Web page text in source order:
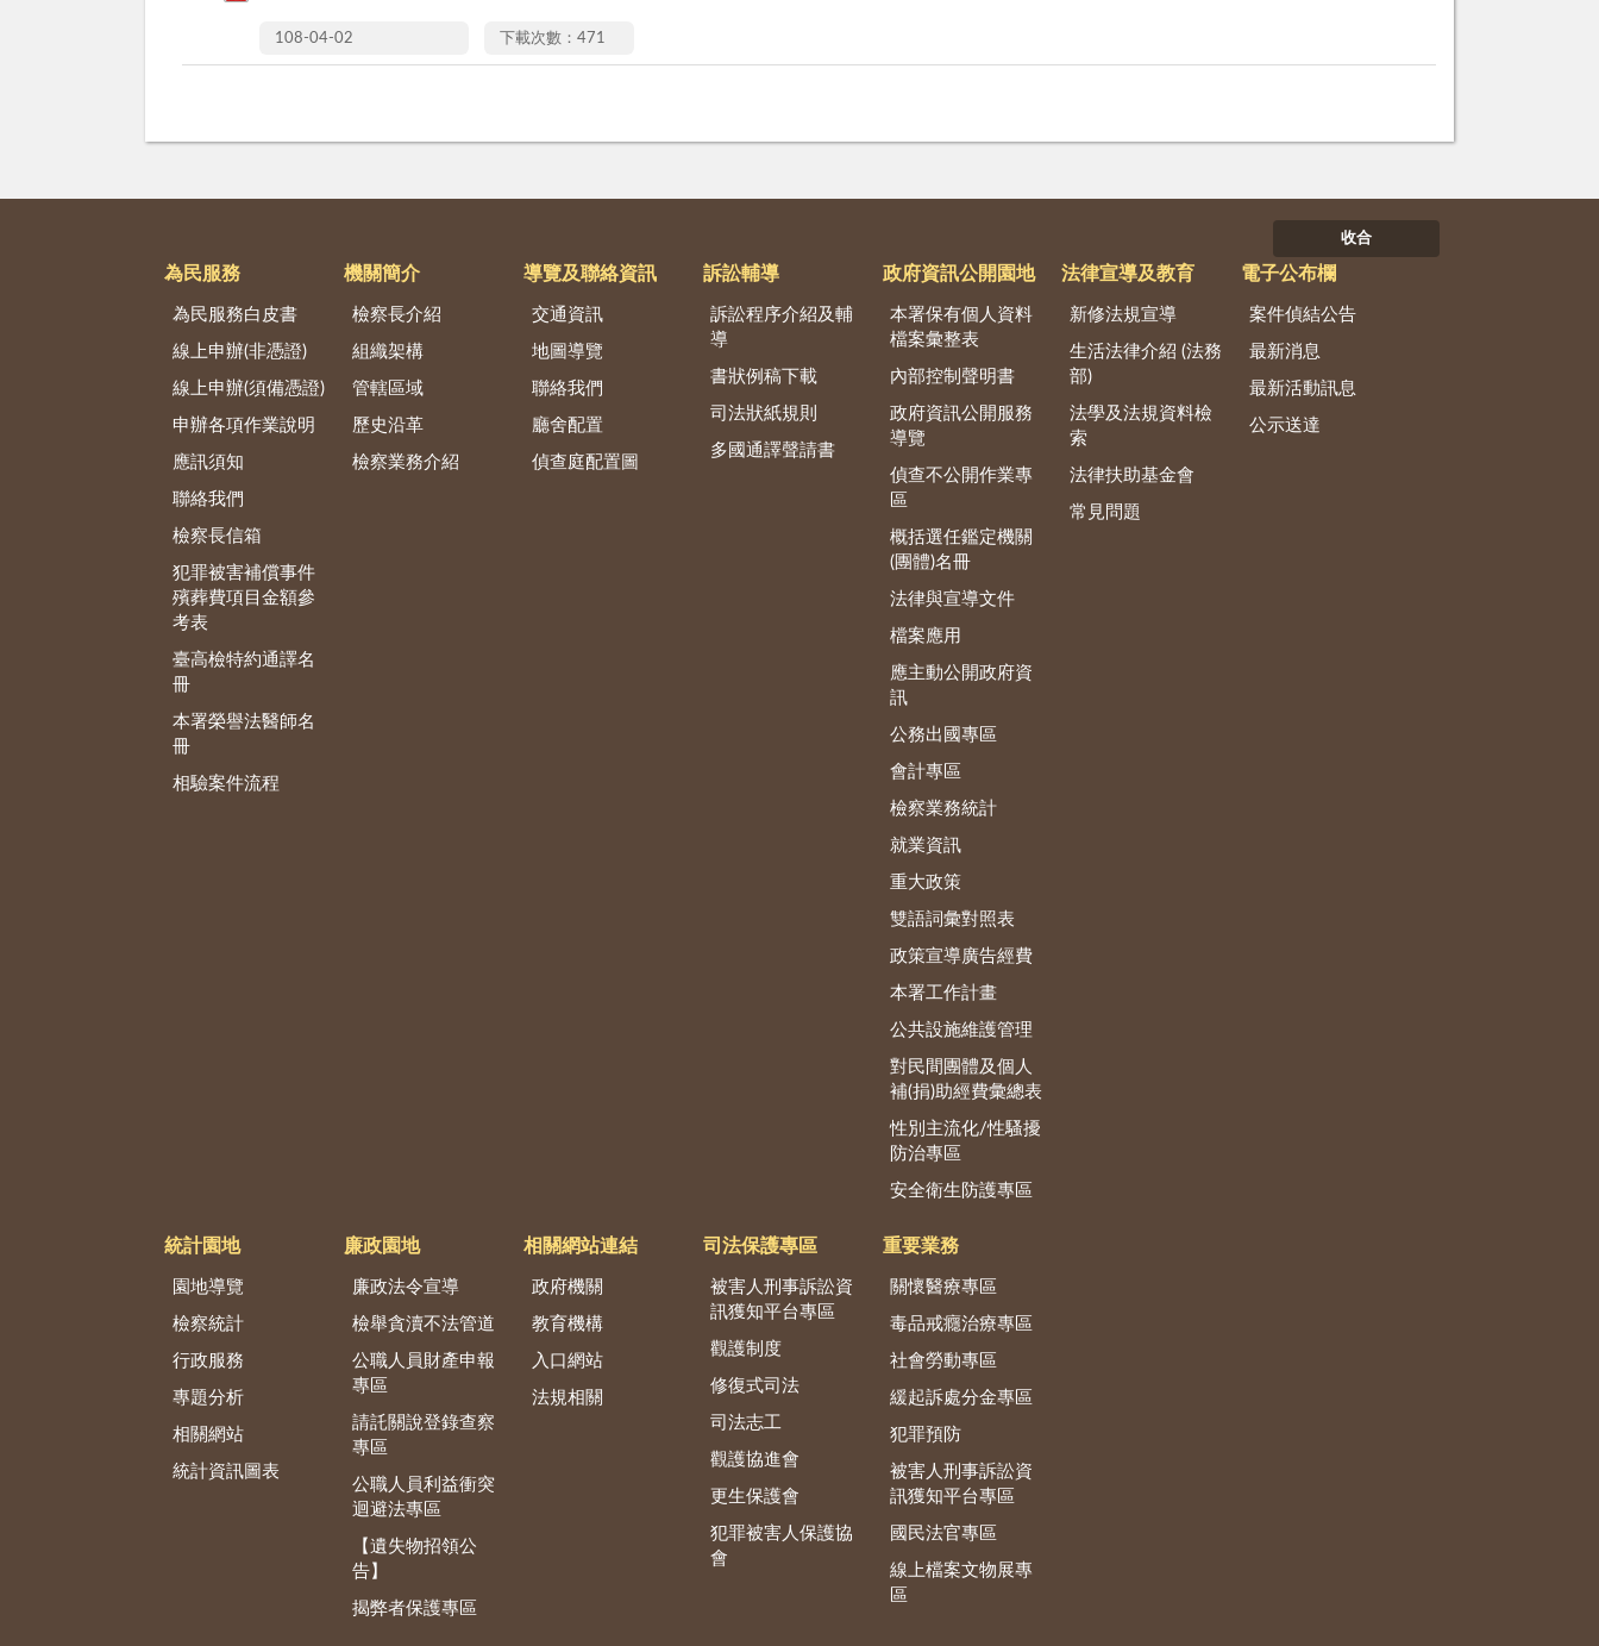
108-04-02 下載次數：471
收合
為民服務
為民服務白皮書
線上申辦(非憑證)
線上申辦(須備憑證)
申辦各項作業說明
應訊須知
聯絡我們
檢察長信箱
犯罪被害補償事件
殯葬費項目金額參
考表
臺高檢特約通譯名
冊
本署榮譽法醫師名
冊
相驗案件流程
機關簡介
檢察長介紹
組織架構
管轄區域
歷史沿革
檢察業務介紹
導覽及聯絡資訊
交通資訊
地圖導覽
聯絡我們
廳舍配置
偵查庭配置圖
訴訟輔導
訴訟程序介紹及輔
導
書狀例稿下載
司法狀紙規則
多國通譯聲請書
政府資訊公開園地
本署保有個人資料
檔案彙整表
內部控制聲明書
政府資訊公開服務
導覽
偵查不公開作業專
區
概括選任鑑定機關
(團體)名冊
法律與宣導文件
檔案應用
應主動公開政府資
訊
公務出國專區
會計專區
檢察業務統計
就業資訊
重大政策
雙語詞彙對照表
政策宣導廣告經費
本署工作計畫
公共設施維護管理
對民間團體及個人
補(捐)助經費彙總表
性別主流化/性騷擾
防治專區
安全衛生防護專區
法律宣導及教育
新修法規宣導
生活法律介紹 (法務
部)
法學及法規資料檢
索
法律扶助基金會
常見問題
電子公布欄
案件偵結公告
最新消息
最新活動訊息
公示送達
統計園地
園地導覽
檢察統計
行政服務
專題分析
相關網站
統計資訊圖表
廉政園地
廉政法令宣導
檢舉貪瀆不法管道
公職人員財產申報
專區
請託關說登錄查察
專區
公職人員利益衝突
迴避法專區
【遺失物招領公
告】
揭弊者保護專區
相關網站連結
政府機關
教育機構
入口網站
法規相關
司法保護專區
被害人刑事訴訟資
訊獲知平台專區
觀護制度
修復式司法
司法志工
觀護協進會
更生保護會
犯罪被害人保護協
會
重要業務
關懷醫療專區
毒品戒癮治療專區
社會勞動專區
緩起訴處分金專區
犯罪預防
被害人刑事訴訟資
訊獲知平台專區
國民法官專區
線上檔案文物展專
區